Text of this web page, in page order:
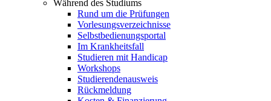
Während des Studiums
Rund um die Prüfungen
Vorlesungsverzeichnisse
Selbstbedienungsportal
Im Krankheitsfall
Studieren mit Handicap
Workshops
Studierendenausweis
Rückmeldung